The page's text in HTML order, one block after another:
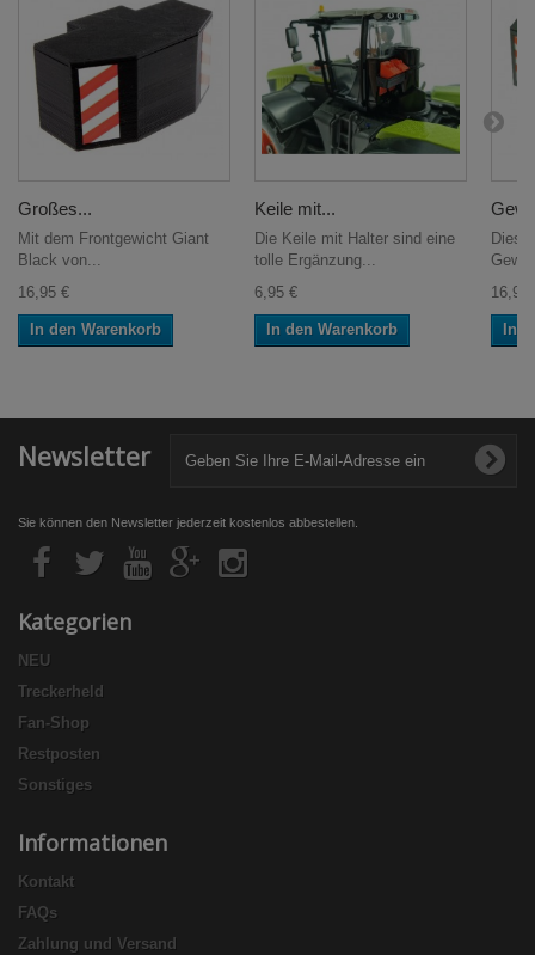
Großes...
Mit dem Frontgewicht Giant
Black von...
16,95 €
In den Warenkorb
Keile mit...
Die Keile mit Halter sind eine
tolle Ergänzung...
6,95 €
In den Warenkorb
16,95
In
Newsletter
Sie können den Newsletter jederzeit kostenlos abbestellen.
Kategorien
NEU
Treckerheld
Fan-Shop
Restposten
Sonstiges
Informationen
Kontakt
FAQs
Zahlung und Versand